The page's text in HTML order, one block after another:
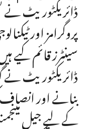
ڈائریکٹوریٹ نے
سینٹرز قائم کیے
ڈائریکٹوریٹ
بنانے اور انصاف
کے لیے جیل